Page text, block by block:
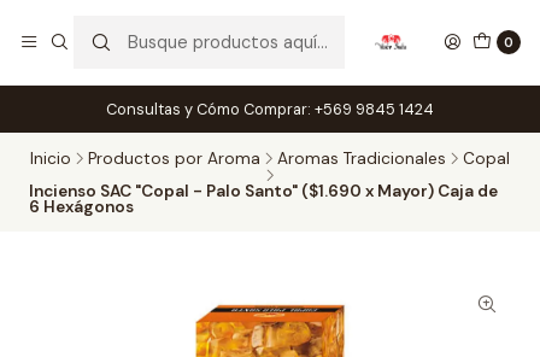
0
Consultas y Cómo Comprar: +569 9845 1424
Inicio Productos por Aroma Aromas Tradicionales
Copal
Incienso SAC "Copal - Palo Santo" ($1.690 x Mayor) Caja de
6 Hexágonos